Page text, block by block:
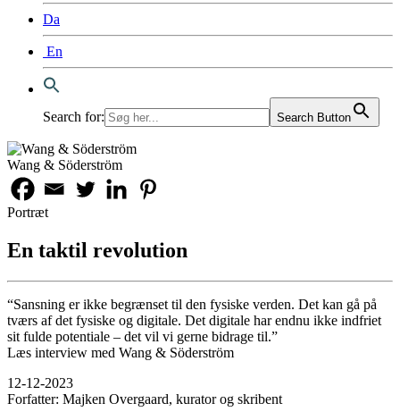
Da
En
Search for: Search Button
Wang & Söderström
Portræt
En taktil revolution
“Sansning er ikke begrænset til den fysiske verden. Det kan gå på
tværs af det fysiske og digitale. Det digitale har endnu ikke indfriet
sit fulde potentiale – det vil vi gerne bidrage til.”
Læs interview med Wang & Söderström
12-12-2023
Forfatter: Majken Overgaard, kurator og skribent